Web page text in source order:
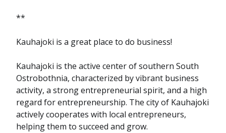
**
Kauhajoki is a great place to do business!
Kauhajoki is the active center of southern South
Ostrobothnia, characterized by vibrant business
activity, a strong entrepreneurial spirit, and a high
regard for entrepreneurship. The city of Kauhajoki
actively cooperates with local entrepreneurs,
helping them to succeed and grow.